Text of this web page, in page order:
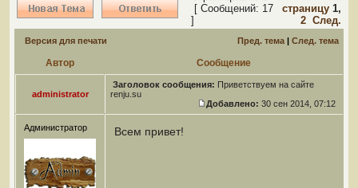
[ Сообщений: 17
]
страницу 1,
2 След.
Версия для печати Пред. тема | След. тема
Автор Сообщение
administrator
Заголовок сообщения: Приветствуем на сайте
renju.su
Добавлено: 30 сен 2014, 07:12
Администратор Всем привет!